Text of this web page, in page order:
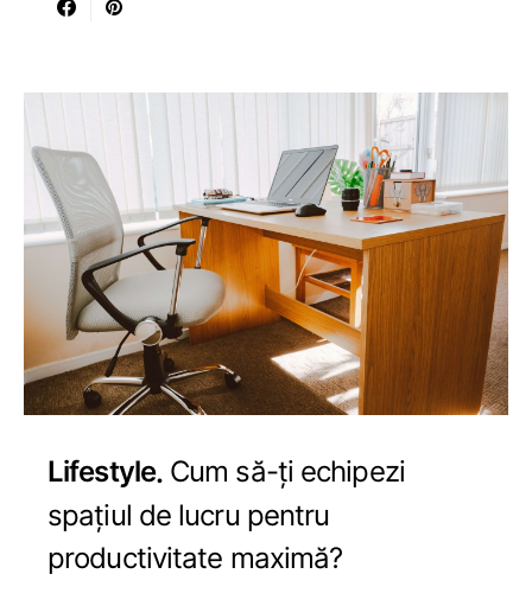
Lifestyle Cum să-ți echipezi
spațiul de lucru pentru
productivitate maximă?